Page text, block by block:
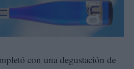
con una degustación de